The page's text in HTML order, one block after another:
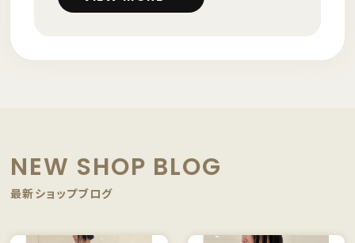
NEW SHOP BLOG
最新ショップブログ